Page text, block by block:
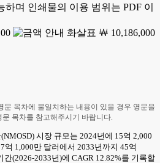
며 인쇄물의 이용 범위는 PDF 이
￦ 10,186,000
목차에 불일치하는 내용이 있을 경우 영문을
목차를 참고해주시기 바랍니다.
시장 규모는 2024년에 15억 2,000
억 1,000만 달러에서 2033년까지 45억
(2026-2033년)에 CAGR 12.82%를 기록할